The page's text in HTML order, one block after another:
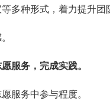
多种形式，着力提升
服务，完成实践。
服务中参与程度。